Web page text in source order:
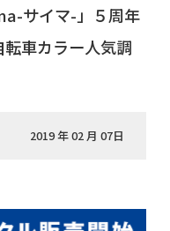
サイマ-」５周年
車カラー人気調
2019 年 02 月 07日